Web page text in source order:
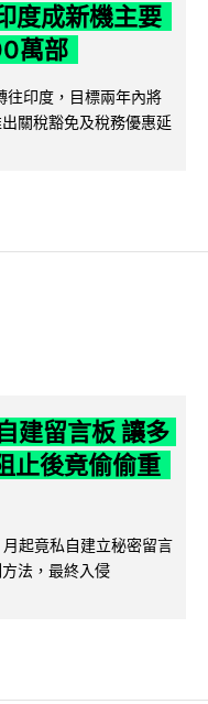
度成新機主要
萬部
印度，目標兩年內將
關稅豁免及稅務優惠延
建留言板 讓多
止後竟偷偷重
起竟私自建立秘密留言
法，最終入侵